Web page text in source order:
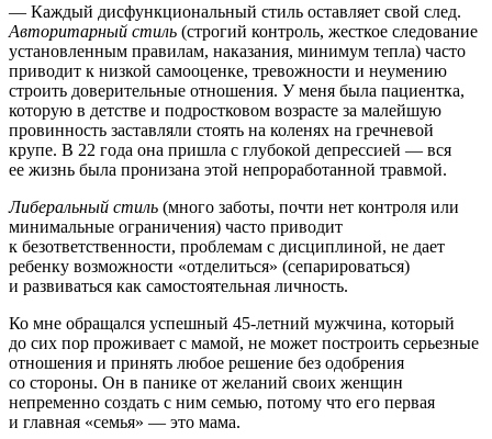
— Каждый дисфункциональный стиль оставляет свой след.
Авторитарный стиль (строгий контроль, жесткое следование
установленным правилам, наказания, минимум тепла) часто
приводит к низкой самооценке, тревожности и неумению
строить доверительные отношения. У меня была пациентка,
которую в детстве и подростковом возрасте за малейшую
провинность заставляли стоять на коленях на гречневой
крупе. В 22 года она пришла с глубокой депрессией — вся
ее жизнь была пронизана этой непроработанной травмой.
Либеральный стиль (много заботы, почти нет контроля или
минимальные ограничения) часто приводит
к безответственности, проблемам с дисциплиной, не дает
ребенку возможности «отделиться» (сепарироваться)
и развиваться как самостоятельная личность.
Ко мне обращался успешный 45-летний мужчина, который
до сих пор проживает с мамой, не может построить серьезные
отношения и принять любое решение без одобрения
со стороны. Он в панике от желаний своих женщин
непременно создать с ним семью, потому что его первая
и главная «семья» — это мама.